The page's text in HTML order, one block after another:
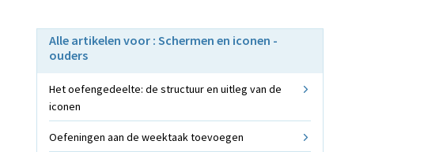
Alle artikelen voor : Schermen en iconen -
ouders
Het oefengedeelte: de structuur en uitleg van de
iconen
Oefeningen aan de weektaak toevoegen